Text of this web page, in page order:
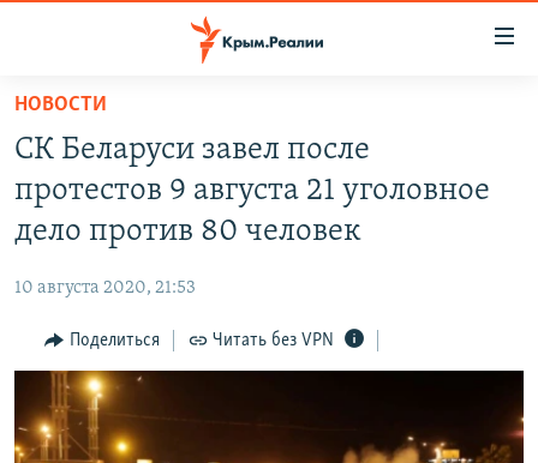
Вернуться
основному
содержанию
Вернутся
главной
навигации
Вернутся
поиску
СПЕЦПРОЕКТЫ
11 ЛЕТ ОККУПАЦИИ КРЫМА. 11 ИСТОРИЙ СОПРОТИВЛЕНИЯ
ВОДА
ЕЩЕ
ИНТЕРАКТИВ
ИНФОГРАФИКА
ТЕЛЕПРОЕКТ КРЫМ.РЕАЛИИ
РАДІО СВОБОДА
КАК ОБОЙТИ БЛОКИРОВКУ
Українською
НОВОСТИ
СК Беларуси завел после
протестов 9 августа 21 уголовное
дело против 80 человек
10 августа 2020, 21:53
Поделиться Читать без VPN